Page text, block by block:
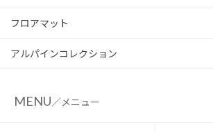
フロアマット
アルパインコレクション
MENU／メニュー